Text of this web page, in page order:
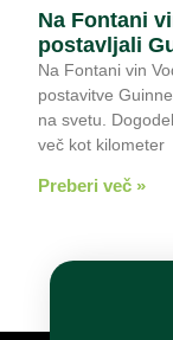
Na Fontani
postavljali
Na Fontani vin
postavitve
na svetu.
več kot kilometer
Preberi več »